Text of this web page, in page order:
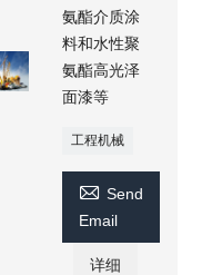
氨酯介质涂
料和水性聚
氨酯高光泽
面漆等
工程机械
 Send
Email
详细